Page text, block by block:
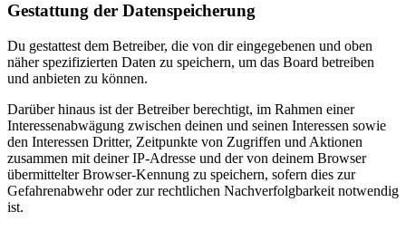
Gestattung der Datenspeicherung
Du gestattest dem Betreiber, die von dir eingegebenen und oben
näher spezifizierten Daten zu speichern, um das Board betreiben
und anbieten zu können.
Darüber hinaus ist der Betreiber berechtigt, im Rahmen einer
Interessenabwägung zwischen deinen und seinen Interessen sowie
den Interessen Dritter, Zeitpunkte von Zugriffen und Aktionen
zusammen mit deiner IP-Adresse und der von deinem Browser
übermittelter Browser-Kennung zu speichern, sofern dies zur
Gefahrenabwehr oder zur rechtlichen Nachverfolgbarkeit notwendig
ist.